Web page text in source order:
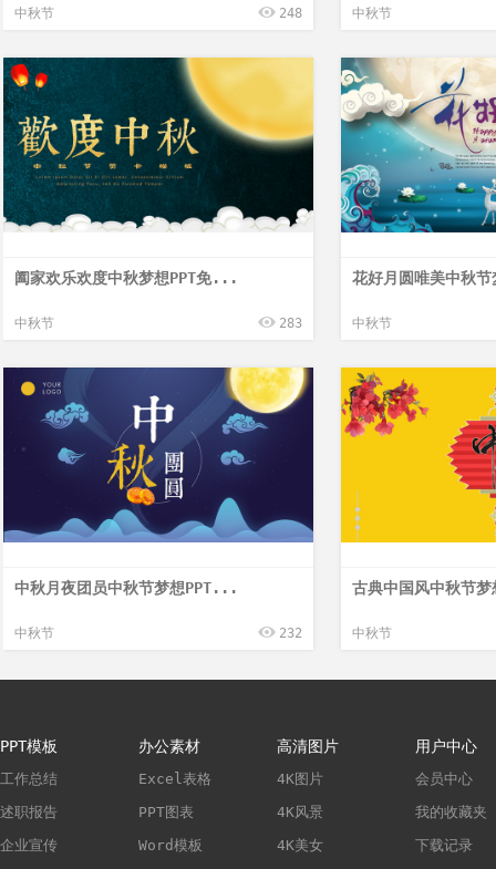
中秋节 248 中秋节
阖家欢乐欢度中秋梦想PPT免...
中秋节 283
花好月圆唯美中秋
中秋节
中秋月夜团员中秋节梦想PPT...
中秋节 232
古典中国风中秋节
中秋节
PPT模板
工作总结
述职报告
企业宣传
办公素材
Excel表格
PPT图表
Word模板
高清图片
4K图片
4K风景
4K美女
用户中心
会员中心
我的收藏夹
下载记录